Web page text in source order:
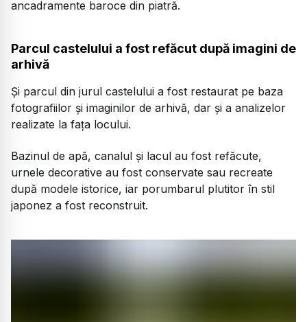
ancadramente baroce din piatră.
Parcul castelului a fost refăcut după imagini de
arhivă
Și parcul din jurul castelului a fost restaurat pe baza
fotografiilor și imaginilor de arhivă, dar și a analizelor
realizate la fața locului.
Bazinul de apă, canalul și lacul au fost refăcute,
urnele decorative au fost conservate sau recreate
după modele istorice, iar porumbarul plutitor în stil
japonez a fost reconstruit.